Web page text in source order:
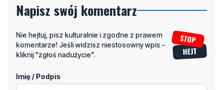
Napisz swój komentarz
Nie hejtuj, pisz kulturalnie i zgodne z prawem
komentarze! Jeśli widzisz niestosowny wpis -
kliknij "zgłoś nadużycie".
Imię / Podpis